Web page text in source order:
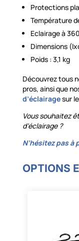
Protections
Température
Eclairage à
Dimensions
Poids : 3,1 kg
Découvrez tous
pros, ainsi que
d’éclairagesur
Vous souhaitez
d’éclairage ?
N’hésitez pas
OPTIONS